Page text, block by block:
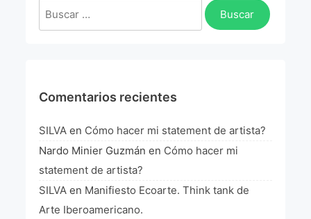
Buscar:
Comentarios recientes
SILVA en Cómo hacer mi statement de artista?
Nardo Minier Guzmán en Cómo hacer mi
statement de artista?
SILVA en Manifiesto Ecoarte. Think tank de
Arte Iberoamericano.